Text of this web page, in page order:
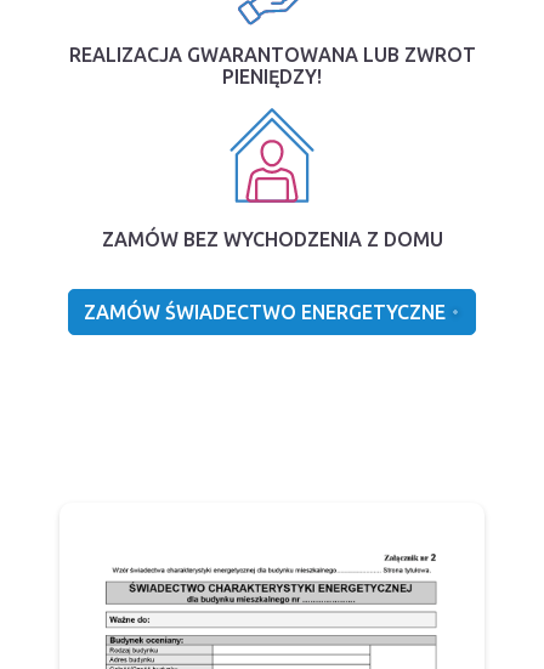
REALIZACJA GWARANTOWANA LUB ZWROT
PIENIĘDZY!
ZAMÓW BEZ WYCHODZENIA Z DOMU
ZAMÓW ŚWIADECTWO ENERGETYCZNE